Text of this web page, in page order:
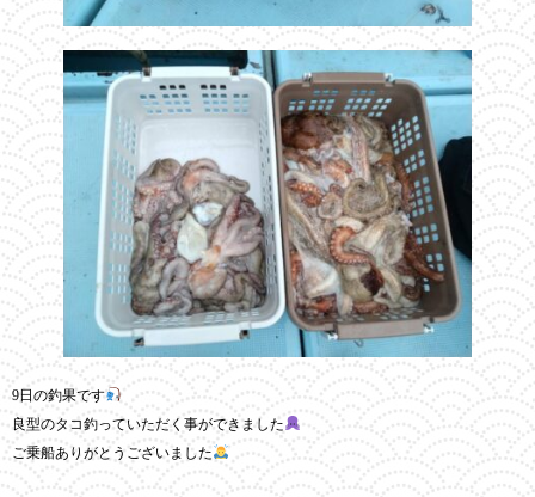
9日の釣果です
良型のタコ釣っていただく事ができました
ご乗船ありがとうございました